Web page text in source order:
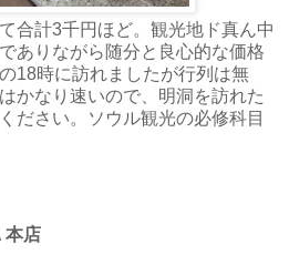
合計3千円ほど。観光地ド真ん中
ありながら随分と良心的な価格
18時に訪れましたが行列は無
かなり速いので、明洞を訪れた
ださい。ソウル観光の必修科目
本店